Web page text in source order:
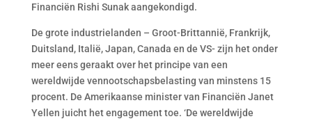
Financiën Rishi Sunak aangekondigd.
De grote industrielanden – Groot-Brittannië, Frankrijk,
Duitsland, Italië, Japan, Canada en de VS- zijn het onder
meer eens geraakt over het principe van een
wereldwijde vennootschapsbelasting van minstens 15
procent. De Amerikaanse minister van Financiën Janet
Yellen juicht het engagement toe. ‘De wereldwijde